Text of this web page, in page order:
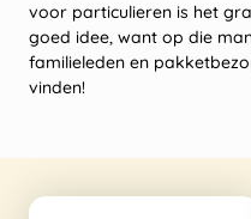
voor particulieren is het
goed idee, want op die
familieleden en
vinden!